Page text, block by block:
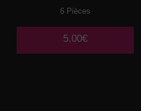
6 Pièces
5.00€